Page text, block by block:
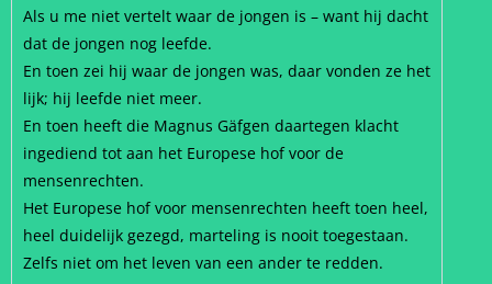
Als u me niet vertelt waar de jongen is – want hij dacht
dat de jongen nog leefde.
En toen zei hij waar de jongen was, daar vonden ze het
lijk; hij leefde niet meer.
En toen heeft die Magnus Gäfgen daartegen klacht
ingediend tot aan het Europese hof voor de
mensenrechten.
Het Europese hof voor mensenrechten heeft toen heel,
heel duidelijk gezegd, marteling is nooit toegestaan.
Zelfs niet om het leven van een ander te redden.